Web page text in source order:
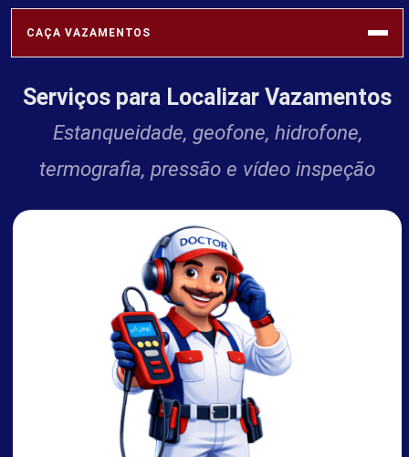
CAÇA VAZAMENTOS
SABESP
VAZAMENTOS
REDE HIDRÁULICA
SOLUÇÕES
PROFISSIONAIS
Serviços para Localizar Vazamentos
Estanqueidade, geofone, hidrofone,
termografia, pressão e vídeo inspeção